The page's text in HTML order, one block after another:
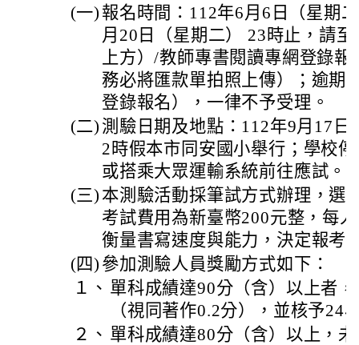
(一) 報名時間：112年6月6日（星期
月20日（星期二） 23時止，請
上方）/教師專書閱讀專網登錄
務必將匯款單拍照上傳）；逾期
登錄報名），一律不予受理。
(二) 測驗日期及地點：112年9月17日
2時假本市同安國小舉行；學校
或搭乘大眾運輸系統前往應試。
(三) 本測驗活動採筆試方式辦理，選
考試費用為新臺幣200元整，每
衡量書寫速度與能力，決定報考
(四) 參加測驗人員獎勵方式如下：
１、 單科成績達90分（含）以上者
（視同著作0.2分），並核予24
２、 單科成績達80分（含）以上，